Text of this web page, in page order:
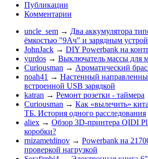
Публикации
Комментарии
uncle_sem → Два аккумулятора
ёмкостью "9Ач" и зарядным
JohnJack → DIY Powerbank на
yurdos → Выключатель массы для
Curiousman → Ароматический
noah41 → Настенный
встроенной USB зарядкой
katran → Ремонт розетки - таймера
Curiousman → Как «вылечить»
ТБ. История одного расследования
aliex → Обзор 3D-принтера QIDI
коробки?
rnizametdinov → Powerbank на
проверкой нагрузкой